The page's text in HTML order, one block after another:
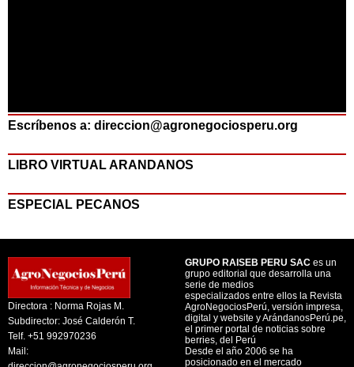
Escríbenos a: direccion@agronegociosperu.org
LIBRO VIRTUAL ARANDANOS
ESPECIAL PECANOS
Directora : Norma Rojas M.
Subdirector: José Calderón T.
Telf. +51 992970236
Mail:
GRUPO RAISEB PERU SAC es un
grupo editorial que desarrolla una
serie de medios
especializados entre ellos la Revista
AgroNegociosPerú, versión impresa,
digital y website y ArándanosPerú.pe,
el primer portal de noticias sobre
berries, del Perú
Desde el año 2006 se ha
posicionado en el mercado